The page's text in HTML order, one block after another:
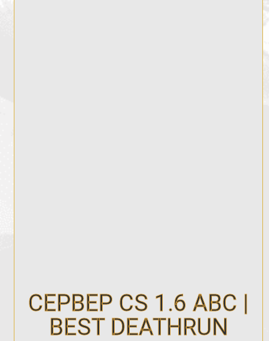
СЕРВЕР CS 1.6 ABC |
BEST DEATHRUN